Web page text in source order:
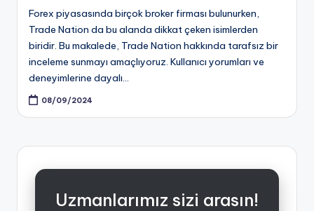
Forex piyasasında birçok broker firması bulunurken,
Trade Nation da bu alanda dikkat çeken isimlerden
biridir. Bu makalede, Trade Nation hakkında tarafsız bir
inceleme sunmayı amaçlıyoruz. Kullanıcı yorumları ve
deneyimlerine dayalı…
08/09/2024
Uzmanlarımız sizi arasın!